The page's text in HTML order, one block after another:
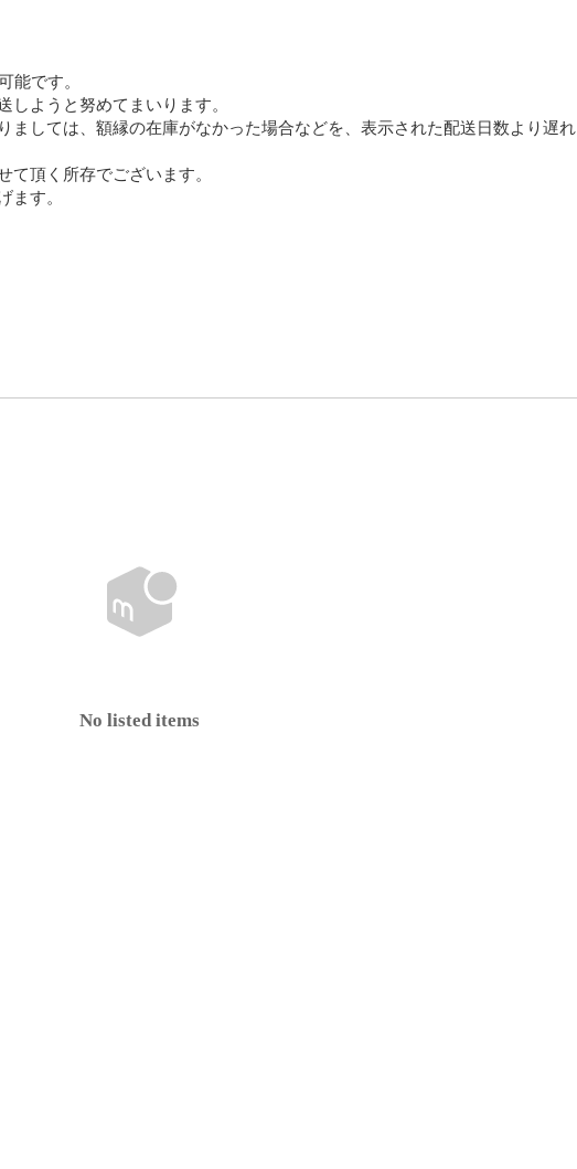
能です。
ようと努めてまいります。
ましては、額縁の在庫がなかった場合などを、表示された配送日数より遅れ
頂く所存でございます。
す。
No listed items